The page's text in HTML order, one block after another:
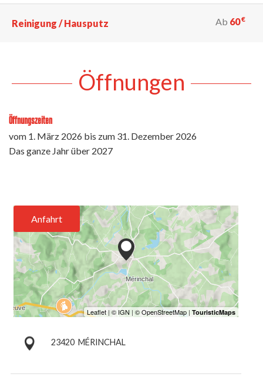
Reinigung / Hausputz Ab 60€
Öffnungen
Öffnungszeiten
vom 1. März 2026 bis zum 31. Dezember 2026
Das ganze Jahr über 2027
Anfahrt
23420 MÉRINCHAL